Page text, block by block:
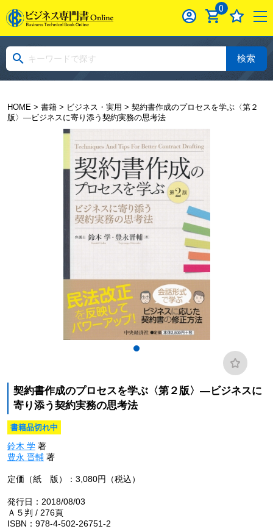
0
検索
HOME> 書籍> ビジネス・実用 > 契約書作成のプロセスを学ぶ〈第２
版〉―ビジネスに寄り添う契約実務の思考法
契約書作成のプロセスを学ぶ〈第２版〉―ビジネスに
寄り添う契約実務の思考法
書籍品切れ中
鈴木 学著
豊永 晋輔著
定価（紙 版）：3,080円（税込）
発行日：2018/08/03
Ａ５判 / 276頁
ISBN：978-4-502-26751-2